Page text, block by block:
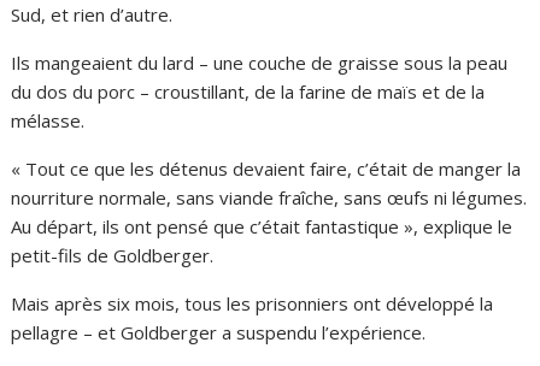
Sud, et rien d’autre.
Ils mangeaient du lard – une couche de graisse sous la peau
du dos du porc – croustillant, de la farine de maïs et de la
mélasse.
« Tout ce que les détenus devaient faire, c’était de manger la
nourriture normale, sans viande fraîche, sans œufs ni légumes.
Au départ, ils ont pensé que c’était fantastique », explique le
petit-fils de Goldberger.
Mais après six mois, tous les prisonniers ont développé la
pellagre – et Goldberger a suspendu l’expérience.